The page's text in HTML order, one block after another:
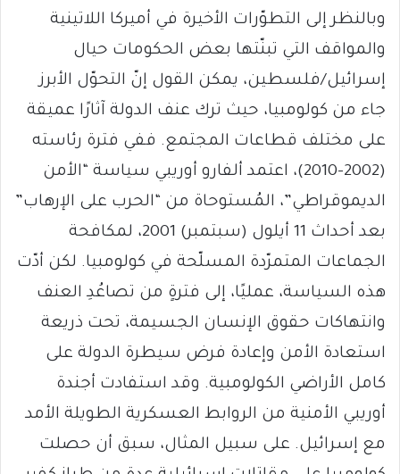
وبالنظر إلى التطوّرات الأخيرة في أميركا اللاتينية
والمواقف التي تبنّتها بعض الحكومات حيال
إسرائيل/فلسطين، يمكن القول إنّ التحوّل الأبرز
جاء من كولومبيا، حيث ترك عنف الدولة آثارًا عميقة
على مختلف قطاعات المجتمع. ففي فترة رئاسته
(2002–2010)، اعتمد ألفارو أوريبي سياسة “الأمن
الديموقراطي”، المُستوحاة من “الحرب على الإرهاب”
بعد أحداث 11 أيلول (سبتمبر) 2001، لمكافحة
الجماعات المتمرّدة المسلّحة في كولومبيا. لكن أدّت
هذه السياسة، عمليًا، إلى فترةٍ من تصاعُدِ العنف
وانتهاكات حقوق الإنسان الجسيمة، تحت ذريعة
استعادة الأمن وإعادة فرض سيطرة الدولة على
كامل الأراضي الكولومبية. وقد استفادت أجندة
أوريبي الأمنية من الروابط العسكرية الطويلة الأمد
مع إسرائيل. على سبيل المثال، سبق أن حصلت